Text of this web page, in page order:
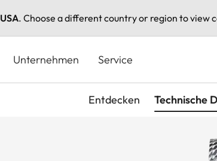
USA. Choose a different country or region to view
Unternehmen Service
Entdecken Technische